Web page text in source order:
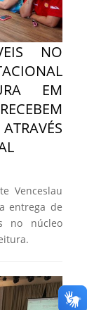
NO
EM
Venceslau
entrega de
no núcleo